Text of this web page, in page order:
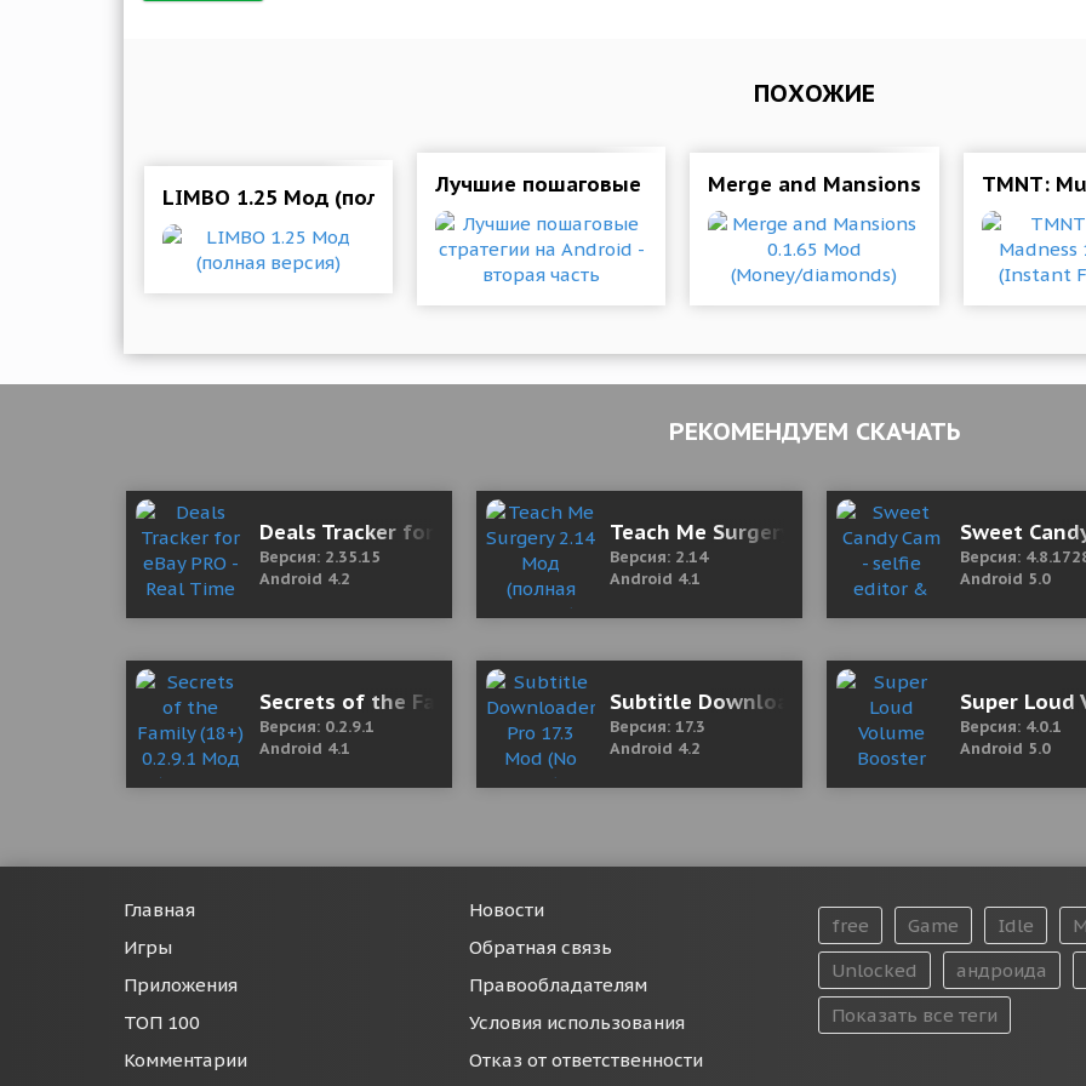
ПОХОЖИЕ
LIMBO 1.25 Мод (полная версия)Лучшие пошаговые стратегии на Android - вторая часть
Merge and Mansions 0.1.65 Mod
TMNT:
РЕКОМЕНДУЕМ СКАЧАТЬ
Deals Tracker for eBay PRO - Real Time Alerts 2.35.15 Мод (полная версия)
Версия: 2.35.15
Android 4.2
Teach Me Surgery 2.14 Мод (полная версия)
Версия: 2.14
Android 4.1
Sweet
Версия:
Android 5.0
Secrets of the Family (18+) 0.2.9.1 Мод (полная версия)
Версия: 0.2.9.1
Android 4.1
Subtitle Downloader Pro 17.3 Mod (No ads)
Версия: 17.3
Android 4.2
Super Loud
Версия: 4.0.1
Android 5.0
Главная
Игры
Приложения
ТОП 100
Комментарии
Новости
Обратная связь
Правообладателям
Условия использования
Отказ от ответственности
free Game Idle
Unlocked
андроида
Показать все теги